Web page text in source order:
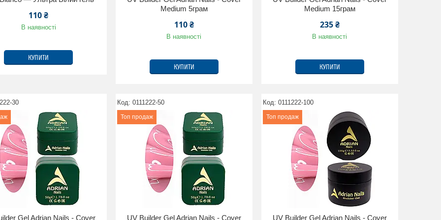
110 ₴
В наявності
КУПИТИ
Medium 5грам
110 ₴
В наявності
КУПИТИ
Medium 15грам
235 ₴
В наявності
КУПИТИ
30
Gel Adrian Nails - Cover
0111222-50
Топ продаж
UV Builder Gel Adrian Nails - Cover
0111222-100
Топ продаж
UV Builder Gel Adrian Nails - Cover